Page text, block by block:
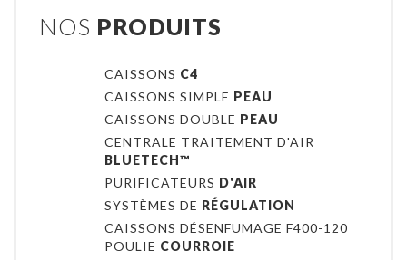
NOS PRODUITS
CAISSONS C4
CAISSONS SIMPLE PEAU
CAISSONS DOUBLE PEAU
CENTRALE TRAITEMENT D'AIR
BLUETECH™
PURIFICATEURS D'AIR
SYSTÈMES DE RÉGULATION
CAISSONS DÉSENFUMAGE F400-120
POULIE COURROIE